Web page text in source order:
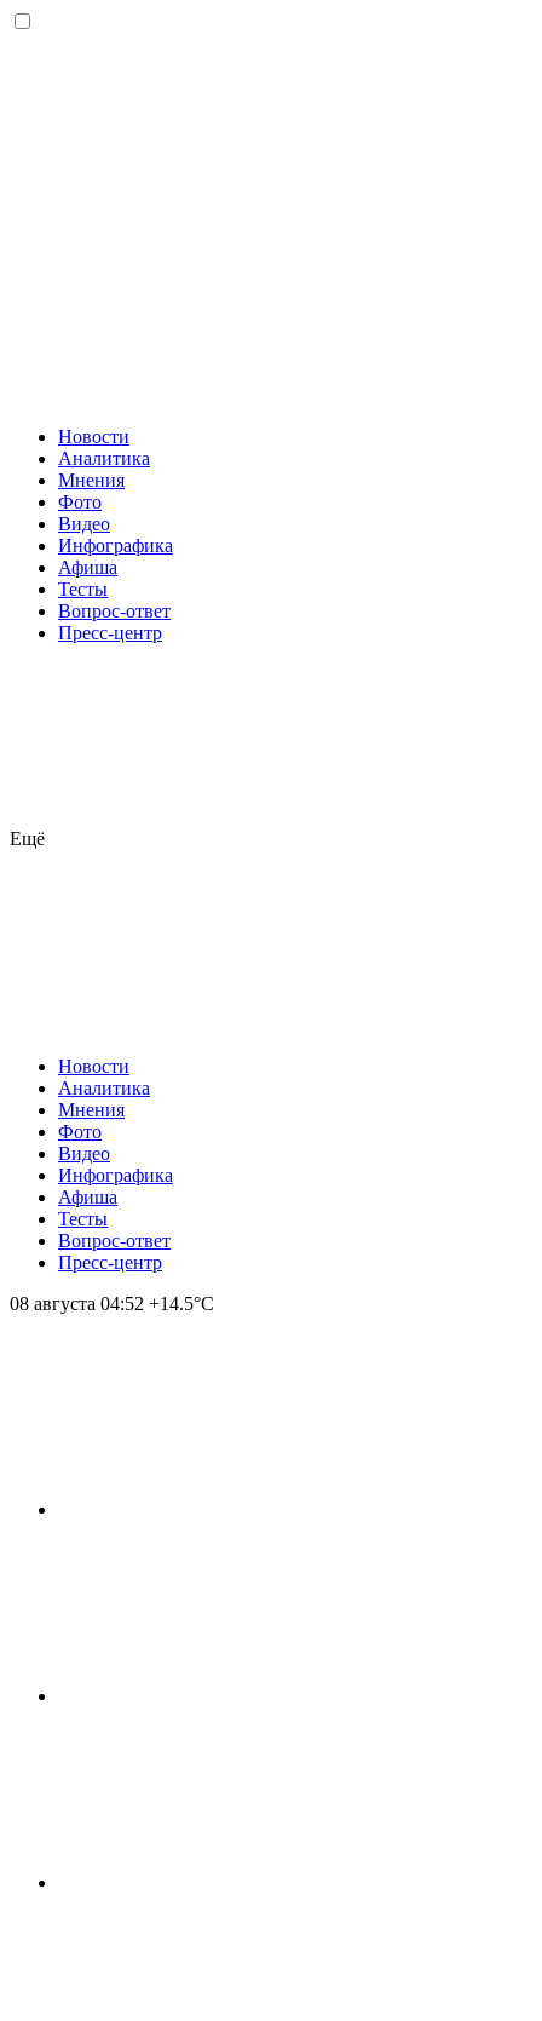
Новости
Аналитика
Мнения
Фото
Видео
Инфографика
Афиша
Тесты
Вопрос-ответ
Пресс-центр
Ещё
Новости
Аналитика
Мнения
Фото
Видео
Инфографика
Афиша
Тесты
Вопрос-ответ
Пресс-центр
08 августа 04:52 +14.5°С